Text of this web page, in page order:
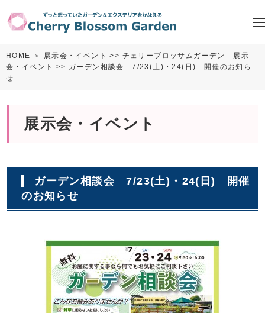
HOME ＞ 展示会・イベント >> チェリーブロッサムガーデン 展示
会・イベント
>> ガーデン相談会 7/23(土)・24(日) 開催のお知ら
せ
展示会・イベント
ガーデン相談会 7/23(土)・24(日) 開催
のお知らせ